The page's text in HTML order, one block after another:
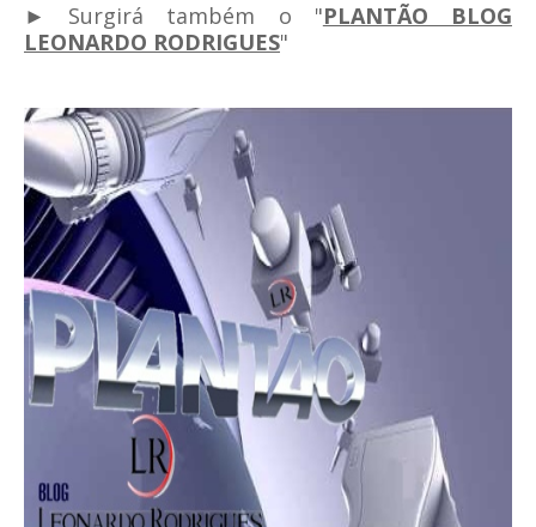
► Surgirá também o "PLANTÃO BLOG
LEONARDO RODRIGUES"